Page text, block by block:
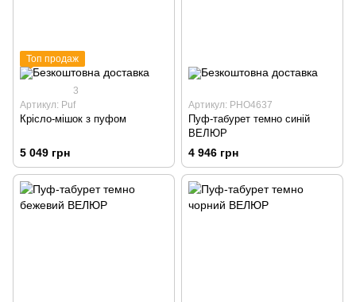
Топ продаж
3
Артикул: Puf
Крісло-мішок з пуфом
5 049 грн
Артикул: PHO4637
Пуф-табурет темно синій
ВЕЛЮР
4 946 грн